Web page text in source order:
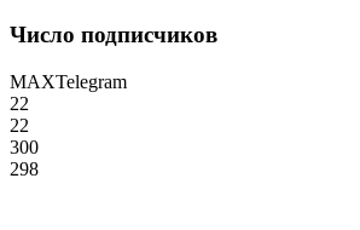
Число подписчиков
MAXTelegram
22
22
300
298